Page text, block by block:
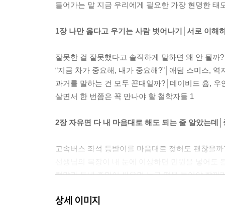
들어가는 말 지금 우리에게 필요한 가장 현명한 태
1장 나만 옳다고 우기는 사람 벗어나기│서로 이해
잘못한 걸 잘못했다고 솔직하게 말하면 왜 안 될까
“지금 차가 중요해, 내가 중요해?”│애덤 스미스, 역
과거를 말하는 건 모두 꼰대일까?│데이비드 흄, 우
살면서 한 번쯤은 꼭 만나야 할 철학자들 1
2장 자유면 다 내 마음대로 해도 되는 줄 알았는데
고속버스 좌석 등받이를 마음대로 젖혀도 괜찮을
캣맘과 동네 주민이 싸우면 누구 편을 들어야 할까
친구의 동성애 과거를 함부로 폭로해도 될까?│플
상세 이미지